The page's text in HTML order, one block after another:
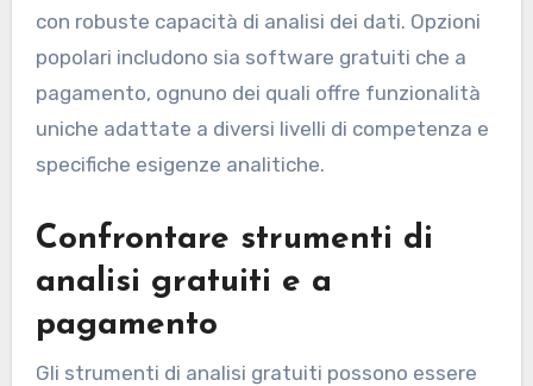
con robuste capacità di analisi dei dati. Opzioni
popolari includono sia software gratuiti che a
pagamento, ognuno dei quali offre funzionalità
uniche adattate a diversi livelli di competenza e
specifiche esigenze analitiche.
Confrontare strumenti di
analisi gratuiti e a
pagamento
Gli strumenti di analisi gratuiti possono essere